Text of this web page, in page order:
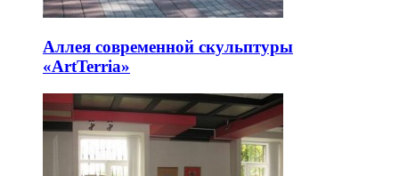
Аллея современной скульптуры
«ArtTerria»